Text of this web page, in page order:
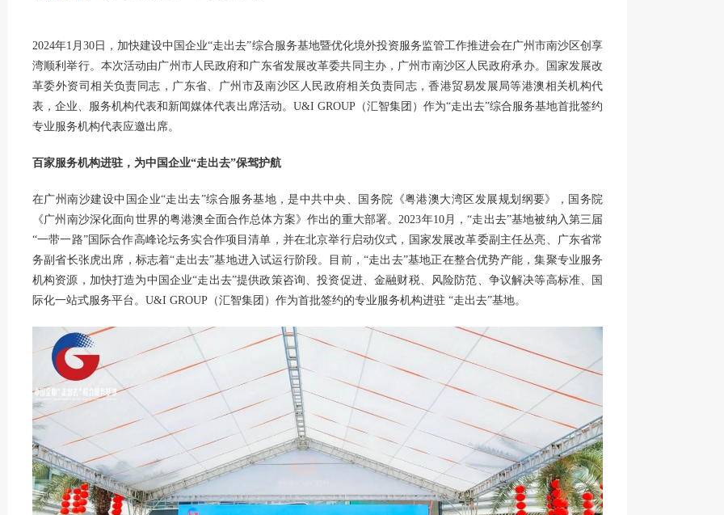
2024年1月30日，加快建设中国企业“走出去”综合服务基地暨优化境外投资服务监管工作推进会在广州市南沙区创享
湾顺利举行。本次活动由广州市人民政府和广东省发展改革委共同主办，广州市南沙区人民政府承办。国家发展改
革委外资司相关负责同志，广东省、广州市及南沙区人民政府相关负责同志，香港贸易发展局等港澳相关机构代
表，企业、服务机构代表和新闻媒体代表出席活动。U&I GROUP（汇智集团）作为“走出去”综合服务基地首批签约
专业服务机构代表应邀出席。
百家服务机构进驻，为中国企业“走出去”保驾护航
在广州南沙建设中国企业“走出去”综合服务基地，是中共中央、国务院《粤港澳大湾区发展规划纲要》，国务院
《广州南沙深化面向世界的粤港澳全面合作总体方案》作出的重大部署。2023年10月，“走出去”基地被纳入第三届
“一带一路”国际合作高峰论坛务实合作项目清单，并在北京举行启动仪式，国家发展改革委副主任丛亮、广东省常
务副省长张虎出席，标志着“走出去”基地进入试运行阶段。目前，“走出去”基地正在整合优势产能，集聚专业服务
机构资源，加快打造为中国企业“走出去”提供政策咨询、投资促进、金融财税、风险防范、争议解决等高标准、国
际化一站式服务平台。U&I GROUP（汇智集团）作为首批签约的专业服务机构进驻 “走出去”基地。